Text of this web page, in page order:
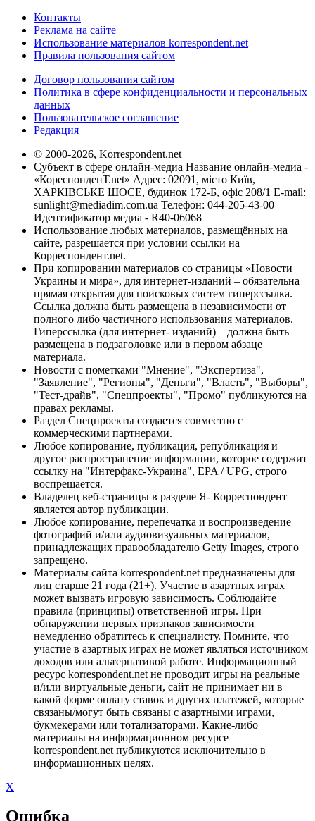
Контакты
Реклама на сайте
Использование материалов korrespondent.net
Правила пользования сайтом
Договор пользования сайтом
Политика в сфере конфиденциальности и персональных
данных
Пользовательское соглашение
Редакция
© 2000-2026, Korrespondent.net
Субъект в сфере онлайн-медиа Название онлайн-медиа -
«КореспонденТ.net» Адрес: 02091, місто Київ,
ХАРКІВСЬКЕ ШОСЕ, будинок 172-Б, офіс 208/1 E-mail:
sunlight@mediadim.com.ua Телефон: 044-205-43-00
Идентификатор медиа - R40-06068
Использование любых материалов, размещённых на
сайте, разрешается при условии ссылки на
Корреспондент.net.
При копировании материалов со страницы «Новости
Украины и мира», для интернет-изданий – обязательна
прямая открытая для поисковых систем гиперссылка.
Ссылка должна быть размещена в независимости от
полного либо частичного использования материалов.
Гиперссылка (для интернет- изданий) – должна быть
размещена в подзаголовке или в первом абзаце
материала.
Новости с пометками "Мнение", "Экспертиза",
"Заявление", "Регионы", "Деньги", "Власть", "Выборы",
"Тест-драйв", "Спецпроекты", "Промо" публикуются на
правах рекламы.
Раздел Спецпроекты создается совместно с
коммерческими партнерами.
Любое копирование, публикация, републикация и
другое распространение информации, которое содержит
ссылку на "Интерфакс-Украина", EPA / UPG, строго
воспрещается.
Владелец веб-страницы в разделе Я- Корреспондент
является автор публикации.
Любое копирование, перепечатка и воспроизведение
фотографий и/или аудиовизуальных материалов,
принадлежащих правообладателю Getty Images, строго
запрещено.
Материалы сайта korrespondent.net предназначены для
лиц старше 21 года (21+). Участие в азартных играх
может вызвать игровую зависимость. Соблюдайте
правила (принципы) ответственной игры. При
обнаружении первых признаков зависимости
немедленно обратитесь к специалисту. Помните, что
участие в азартных играх не может являться источником
доходов или альтернативой работе. Информационный
ресурс korrespondent.net не проводит игры на реальные
и/или виртуальные деньги, сайт не принимает ни в
какой форме оплату ставок и других платежей, которые
связаны/могут быть связаны с азартными играми,
букмекерами или тотализаторами. Какие-либо
материалы на информационном ресурсе
korrespondent.net публикуются исключительно в
информационных целях.
X
Ошибка